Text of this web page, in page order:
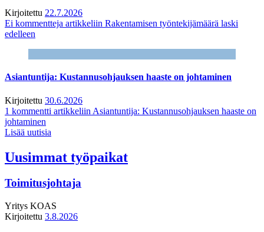
Kirjoitettu 22.7.2026
Ei kommentteja artikkeliin Rakentamisen työntekijämäärä laski
edelleen
Asiantuntija: Kustannusohjauksen haaste on johtaminen
Kirjoitettu 30.6.2026
1 kommentti artikkeliin Asiantuntija: Kustannusohjauksen haaste on
johtaminen
Lisää uutisia
Uusimmat työpaikat
Toimitusjohtaja
Yritys KOAS
Kirjoitettu 3.8.2026